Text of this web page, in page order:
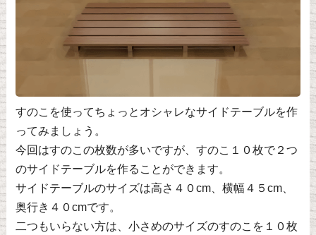
すのこを使ってちょっとオシャレなサイドテーブルを作
ってみましょう。
今回はすのこの枚数が多いですが、すのこ１０枚で２つ
のサイドテーブルを作ることができます。
サイドテーブルのサイズは高さ４０cm、横幅４５cm、
奥行き４０cmです。
二つもいらない方は、小さめのサイズのすのこを１０枚